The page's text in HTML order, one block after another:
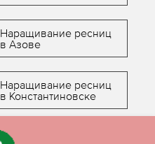
Наращивание ресниц
в Азове
Наращивание ресниц
в Константиновске